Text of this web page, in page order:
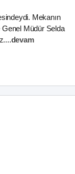
Mekanın
Genel Müdür Selda
...devam